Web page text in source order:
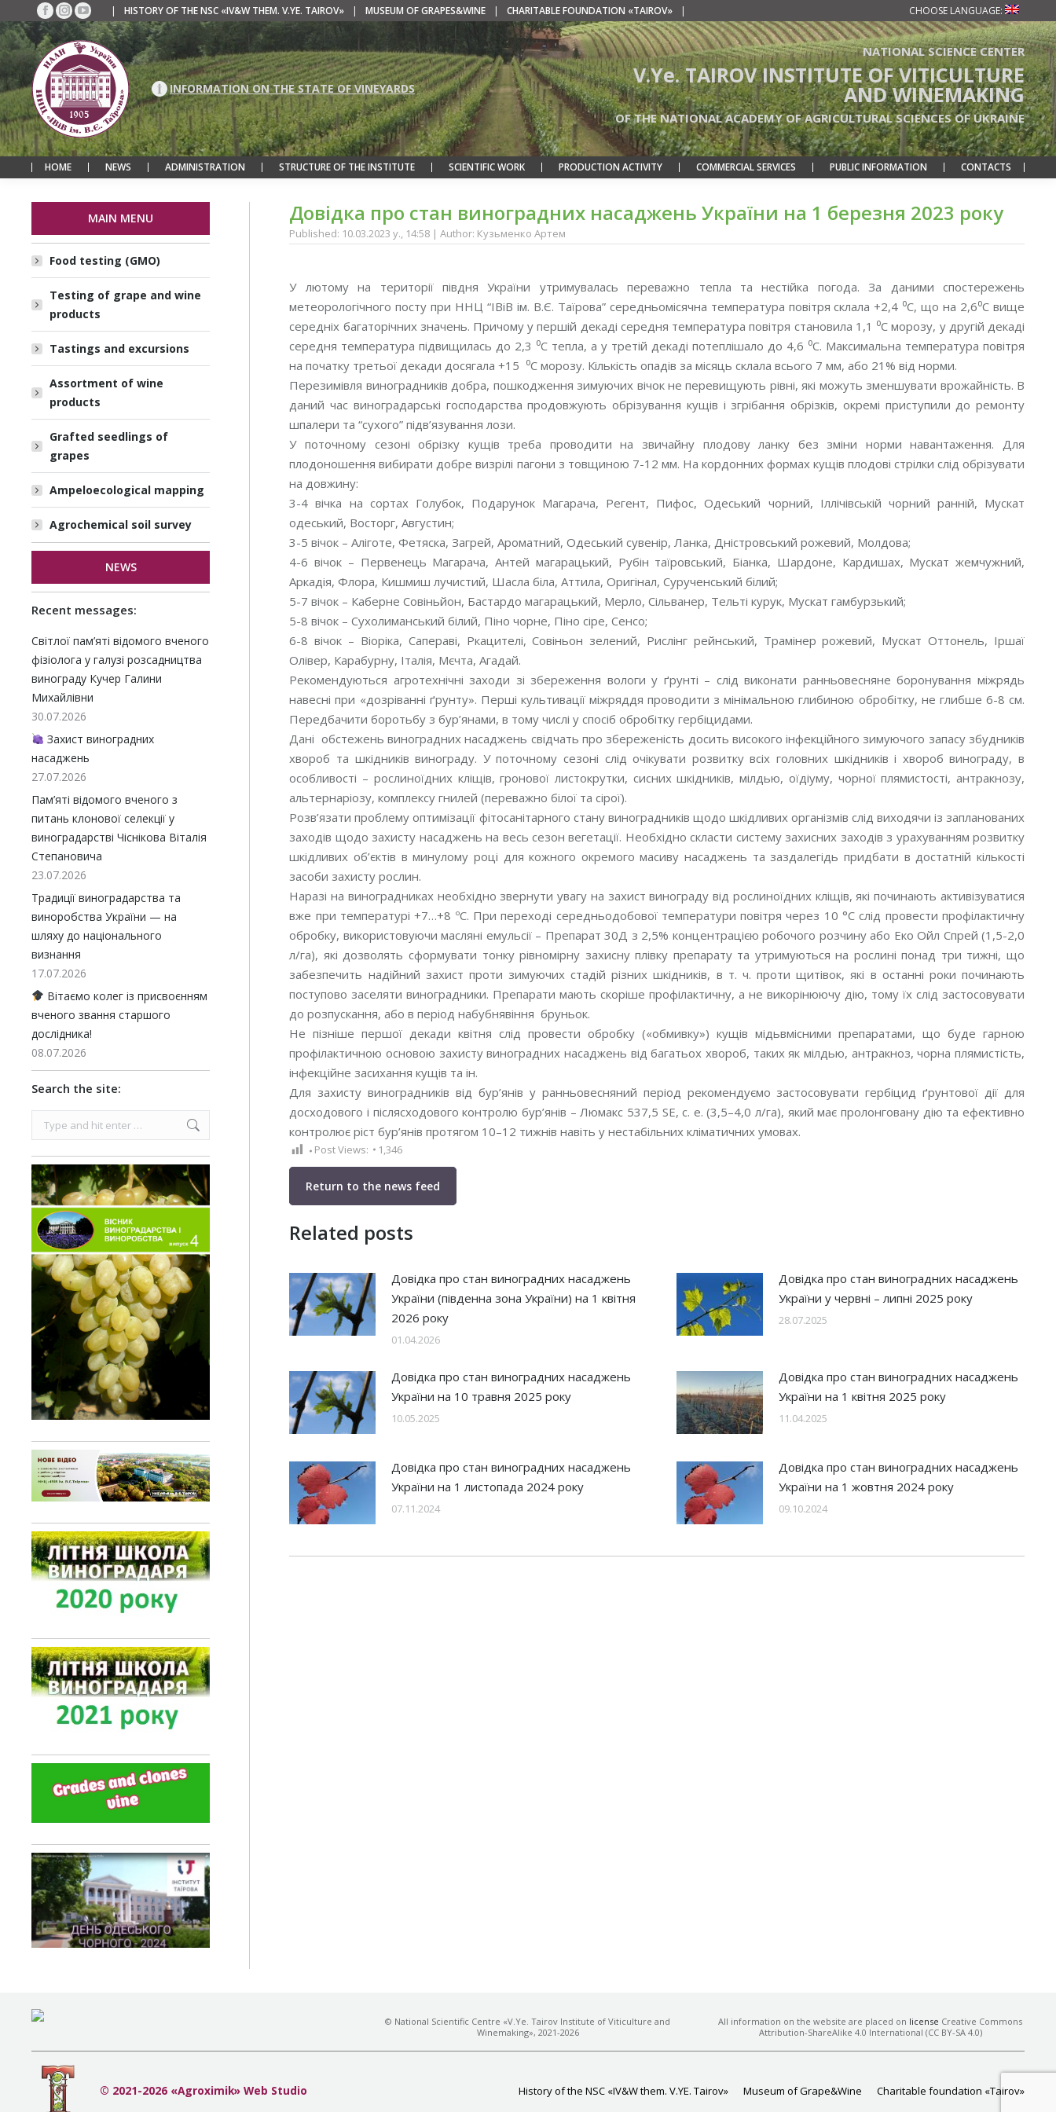
Facebook
page
opens
in
new
window
Instagram
page
opens
in
new
window
YouTube
page
opens
in
new
window
| HISTORY OF THE NSC «IV&W THEM. V.YE. TAIROV» | MUSEUM OF GRAPES&WINE | CHARITABLE FOUNDATION «TAIROV» | CHOOSE LANGUAGE:
INFORMATION ON THE STATE OF VINEYARDS
NATIONAL SCIENCE CENTER
V.Ye. TAIROV INSTITUTE OF VITICULTURE
AND WINEMAKING
OF THE NATIONAL ACADEMY OF AGRICULTURAL SCIENCES OF UKRAINE
HOME NEWS ADMINISTRATION STRUCTURE OF THE INSTITUTE SCIENTIFIC WORK PRODUCTION ACTIVITY COMMERCIAL SERVICES PUBLIC INFORMATION CONTACTS
Довідка про стан виноградних насаджень України на 1 березня 2023 року
Published: 10.03.2023 y., 14:58 | Author: Кузьменко Артем
У лютому на території півдня України утримувалась переважно тепла та нестійка погода. За даними спостережень
метеорологічного посту при ННЦ “ІВіВ ім. В.Є. Таїрова” середньомісячна температура повітря склала +2,4 ⁰С, що на 2,6⁰С вище
середніх багаторічних значень. Причому у першій декаді середня температура повітря становила 1,1 ⁰С морозу, у другій декаді
середня температура підвищилась до 2,3 ⁰С тепла, а у третій декаді потеплішало до 4,6 ⁰С. Максимальна температура повітря
на початку третьої декади досягала +15 ⁰С морозу. Кількість опадів за місяць склала всього 7 мм, або 21% від норми.
Перезимівля виноградників добра, пошкодження зимуючих вічок не перевищують рівні, які можуть зменшувати врожайність. В
даний час виноградарські господарства продовжують обрізування кущів і згрібання обрізків, окремі приступили до ремонту
шпалери та “сухого” підв’язування лози.
У поточному сезоні обрізку кущів треба проводити на звичайну плодову ланку без зміни норми навантаження. Для
плодоношення вибирати добре визрілі пагони з товщиною 7-12 мм. На кордонних формах кущів плодові стрілки слід обрізувати
на довжину:
3-4 вічка на сортах Голубок, Подарунок Магарача, Регент, Пифос, Одеський чорний, Іллічівській чорний ранній, Мускат
одеський, Восторг, Августин;
3-5 вічок – Аліготе, Фетяска, Загрей, Ароматний, Одеський сувенір, Ланка, Дністровський рожевий, Молдова;
4-6 вічок – Первенець Магарача, Антей магарацький, Рубін таїровський, Біанка, Шардоне, Кардишах, Мускат жемчужний,
Аркадія, Флора, Кишмиш лучистий, Шасла біла, Аттила, Оригінал, Сурученський білий;
5-7 вічок – Каберне Совіньйон, Бастардо магарацький, Мерло, Сільванер, Тельті курук, Мускат гамбурзький;
5-8 вічок – Сухолиманський білий, Піно чорне, Піно сіре, Сенсо;
6-8 вічок – Віоріка, Сапераві, Ркацителі, Совіньон зелений, Рислінг рейнський, Трамінер рожевий, Мускат Оттонель, Іршаї
Олівер, Карабурну, Італія, Мєчта, Агадай.
Рекомендуються агротехнічні заходи зі збереження вологи у ґрунті – слід виконати ранньовесняне боронування міжрядь
навесні при «дозріванні ґрунту». Перші культивації міжряддя проводити з мінімальною глибиною обробітку, не глибше 6-8 см.
Передбачити боротьбу з бур’янами, в тому числі у спосіб обробітку гербіцидами.
Дані обстежень виноградних насаджень свідчать про збереженість досить високого інфекційного зимуючого запасу збудників
хвороб та шкідників винограду. У поточному сезоні слід очікувати розвитку всіх головних шкідників і хвороб винограду, в
особливості – рослиноїдних кліщів, гронової листокрутки, сисних шкідників, мілдью, оїдіуму, чорної плямистості, антракнозу,
альтернаріозу, комплексу гнилей (переважно білої та сірої).
Розв’язати проблему оптимізації фітосанітарного стану виноградників щодо шкідливих організмів слід виходячи із запланованих
заходів щодо захисту насаджень на весь сезон вегетації. Необхідно скласти систему захисних заходів з урахуванням розвитку
шкідливих об’єктів в минулому році для кожного окремого масиву насаджень та заздалегідь придбати в достатній кількості
засоби захисту рослин.
Наразі на виноградниках необхідно звернути увагу на захист винограду від рослиноїдних кліщів, які починають активізуватися
вже при температурі +7…+8 ºС. При переході середньодобової температури повітря через 10 °С слід провести профілактичну
обробку, використовуючи масляні емульсії – Препарат 30Д з 2,5% концентрацією робочого розчину або Еко Ойл Спрей (1,5-2,0
л/га), які дозволять сформувати тонку рівномірну захисну плівку препарату та утримуються на рослині понад три тижні, що
забезпечить надійний захист проти зимуючих стадій різних шкідників, в т. ч. проти щитівок, які в останні роки починають
поступово заселяти виноградники. Препарати мають скоріше профілактичну, а не викорінюючу дію, тому їх слід застосовувати
до розпускання, або в період набубнявіння бруньок.
Не пізніше першої декади квітня слід провести обробку («обмивку») кущів мідьвмісними препаратами, що буде гарною
профілактичною основою захисту виноградних насаджень від багатьох хвороб, таких як мілдью, антракноз, чорна плямистість,
інфекційне засихання кущів та ін.
Для захисту виноградників від бур’янів у ранньовесняний період рекомендуємо застосовувати гербіцид ґрунтової дії для
досходового і післясходового контролю бур’янів – Люмакс 537,5 SE, с. е. (3,5–4,0 л/га), який має пролонговану дію та ефективно
контролює ріст бур’янів протягом 10–12 тижнів навіть у нестабільних кліматичних умовах.
Post Views: 1,346
Return to the news feed
Related posts
Довідка про стан виноградних насаджень
України (південна зона України) на 1 квітня
2026 року
01.04.2026
Довідка про стан виноградних насаджень
України у червні – липні 2025 року
28.07.2025
Довідка про стан виноградних насаджень
України на 10 травня 2025 року
10.05.2025
Довідка про стан виноградних насаджень
України на 1 квітня 2025 року
11.04.2025
Довідка про стан виноградних насаджень
України на 1 листопада 2024 року
07.11.2024
Довідка про стан виноградних насаджень
України на 1 жовтня 2024 року
09.10.2024
MAIN MENU
Food testing (GMO)
Testing of grape and wine
products
Tastings and excursions
Assortment of wine
products
Grafted seedlings of
grapes
Ampeloecological mapping
Agrochemical soil survey
NEWS
Recent messages:
Світлої пам’яті відомого вченого
фізіолога у галузі розсадництва
винограду Кучер Галини
Михайлівни
30.07.2026
Захист виноградних
насаджень
27.07.2026
Пам’яті відомого вченого з
питань клонової селекції у
виноградарстві Чіснікова Віталія
Степановича
23.07.2026
Традиції виноградарства та
виноробства України — на
шляху до національного
визнання
17.07.2026
Вітаємо колег із присвоєнням
вченого звання старшого
дослідника!
08.07.2026
Search the site:
Search:
© National Scientific Centre «V.Ye. Tairov Institute of Viticulture and
Winemaking», 2021-2026
All information on the website are placed on license Creative Commons
Attribution-ShareAlike 4.0 International (CC BY-SA 4.0)
© 2021-2026 «Agroximik» Web Studio History of the NSC «IV&W them. V.YE. Tairov» Museum of Grape&Wine Charitable foundation «Tairov»